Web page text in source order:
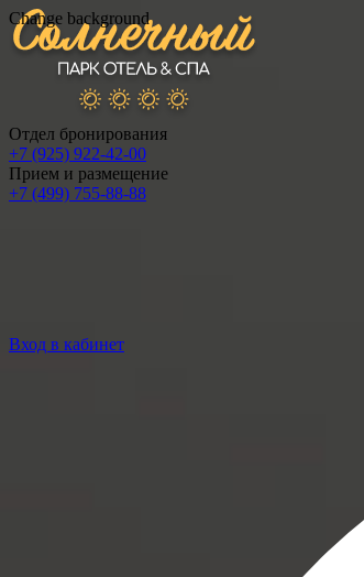
Change background
Отдел бронирования
+7 (925) 922-42-00
Прием и размещение
+7 (499) 755-88-88
Вход в кабинет